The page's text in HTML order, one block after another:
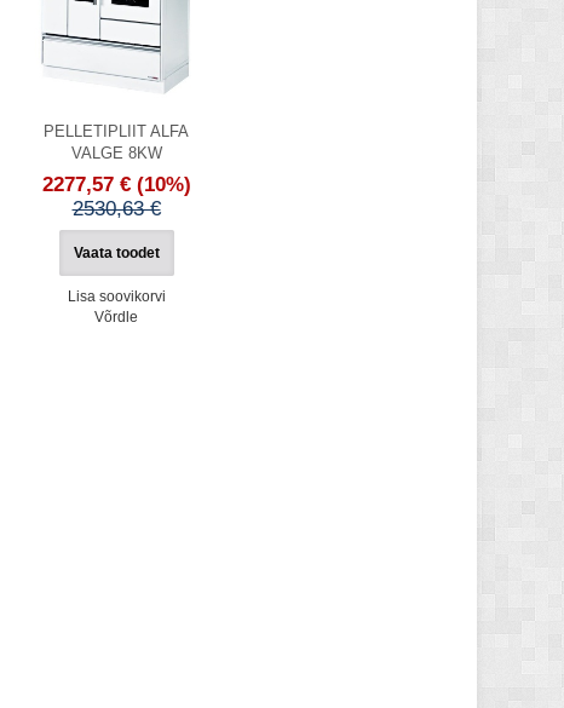
PELLETIPLIIT ALFA
VALGE 8KW
2277,57 € (10%)
2530,63 €
Vaata toodet
Lisa soovikorvi
Võrdle